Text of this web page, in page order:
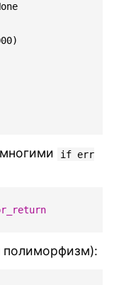
)
if err
полиморфизм):